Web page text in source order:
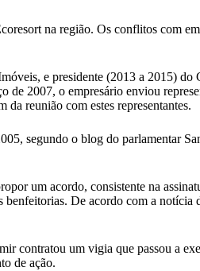
na região. Os conflitos com
e presidente (2013 a 2015) do
de 2007, o empresário enviou
reunião com estes representantes.
segundo o blog do parlamentar
um acordo, consistente na
benfeitorias. De acordo com a notícia
contratou um vigia que passou a
de ação.